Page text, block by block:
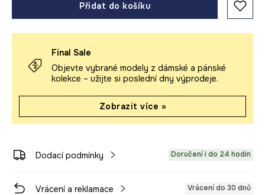
Přidat do košíku
Final Sale
Objevte vybrané modely z dámské a pánské
kolekce – užijte si poslední dny výprodeje.
Zobrazit více »
Dodací podmínky Doručení i do 24 hodin
Vrácení a reklamace Vrácení do 30 dnů